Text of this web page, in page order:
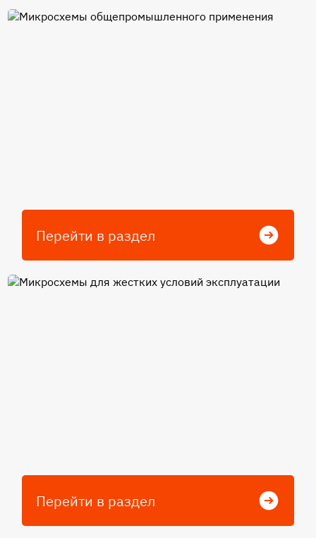
Микросхемы
Перейти в раздел
Микросхемы для жестких
Перейти в раздел